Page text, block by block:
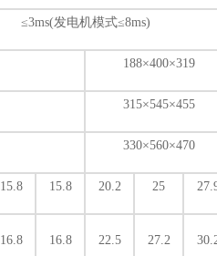
≤3ms(发电机模式≤8ms)
188×400×319
315×545×455
330×560×470
15.8 15.8 20.2 25
16.8 16.8 22.5 27.2